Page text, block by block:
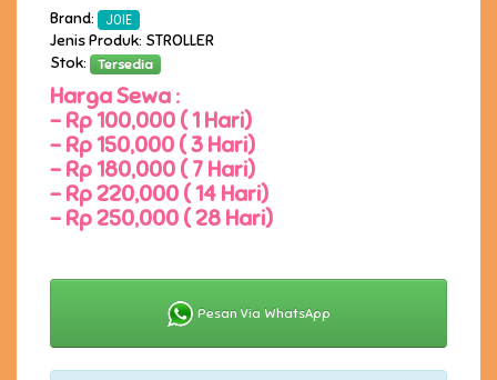
Brand: JOIE
Jenis Produk: STROLLER
Stok:
Tersedia
Harga Sewa :
- Rp 100,000 ( 1 Hari)
- Rp 150,000 ( 3 Hari)
- Rp 180,000 ( 7 Hari)
- Rp 220,000 ( 14 Hari)
- Rp 250,000 ( 28 Hari)
Pesan Via WhatsApp